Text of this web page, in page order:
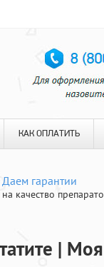
КАК ОПЛАТИТЬ
Даем гарантии
на качество
|